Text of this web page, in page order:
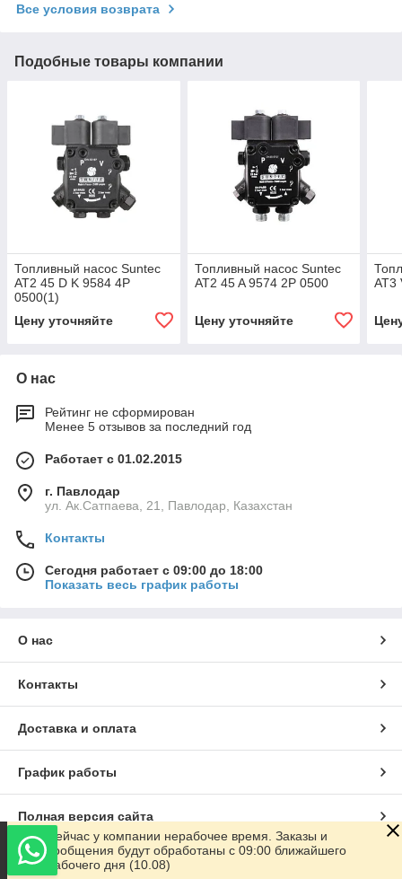
Все условия возврата
Подобные товары компании
Топливный насос Suntec
AT2 45 D K 9584 4P
0500(1)
Цену уточняйте
Топливный насос Suntec
AT2 45 A 9574 2P 0500
Цену уточняйте
AT3
О нас
Рейтинг не сформирован
Менее 5 отзывов за последний год
Работает с 01.02.2015
г. Павлодар
ул. Ак.Сатпаева, 21, Павлодар, Казахстан
Контакты
Сегодня работает с 09:00 до 18:00
Показать весь график работы
О нас
Контакты
Доставка и оплата
График работы
Полная версия сайта
Сайт создан на маркетплейсе
Сейчас у компании нерабочее время. Заказы и
сообщения будут обработаны с 09:00 ближайшего
рабочего дня (10.08)